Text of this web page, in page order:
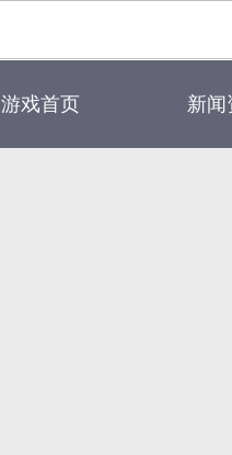
玄幻游戏
玄天之剑
游戏首页 新闻
新闻